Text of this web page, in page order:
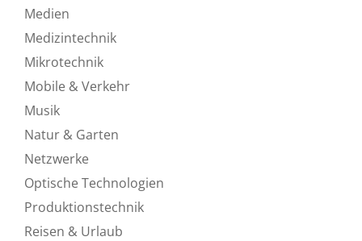
Medien
Medizintechnik
Mikrotechnik
Mobile & Verkehr
Musik
Natur & Garten
Netzwerke
Optische Technologien
Produktionstechnik
Reisen & Urlaub